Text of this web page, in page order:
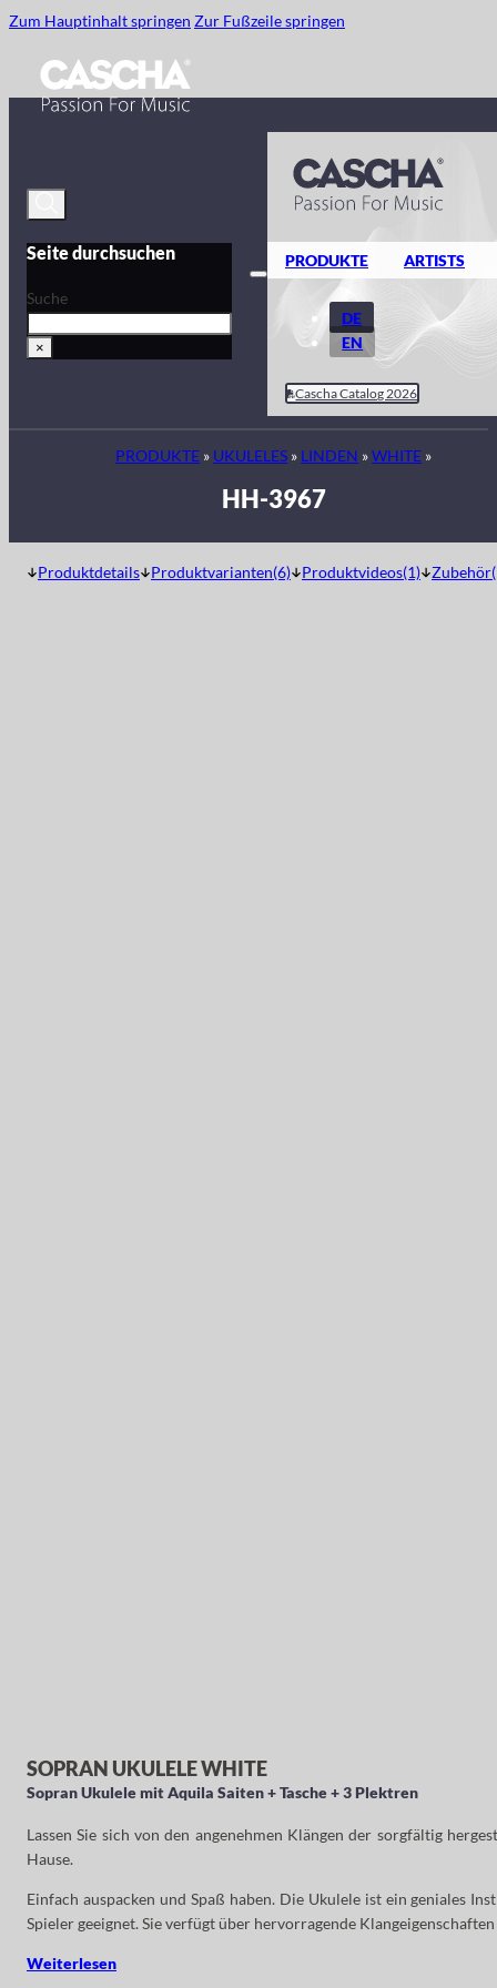
Zum Hauptinhalt springen Zur Fußzeile springen
Seite durchsuchen
Suche
×
PRODUKTE ARTISTS
DE
EN
Cascha Catalog 2026
PRODUKTE » UKULELES » LINDEN »WHITE »
HH-3967
Produktdetails Produktvarianten(6) Produktvideos(1)
SOPRAN UKULELE WHITE
Sopran Ukulele mit Aquila Saiten + Tasche + 3 Plektren
Lassen Sie sich von den angenehmen Klängen der sorgfältig
Hause.
Einfach auspacken und Spaß haben. Die Ukulele ist ein geniales
Spieler geeignet. Sie verfügt über hervorragende
Weiterlesen